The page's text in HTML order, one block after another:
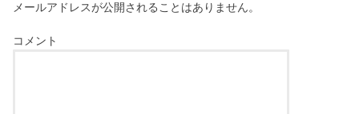
メールアドレスが公開されることはありません。
コメント